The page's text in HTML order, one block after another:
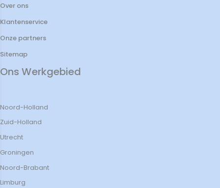
Over ons
Klantenservice
Onze partners
Sitemap
Ons Werkgebied
Noord-Holland
Zuid-Holland
Utrecht
Groningen
Noord-Brabant
Limburg